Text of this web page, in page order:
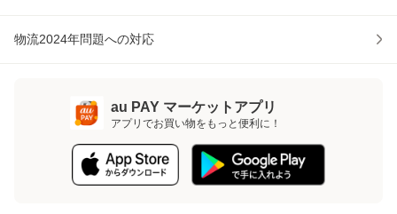
物流2024年問題への対応
au PAY マーケットアプリ
アプリでお買い物をもっと便利に！